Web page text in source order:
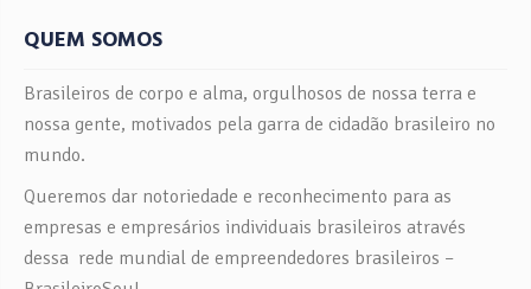
QUEM SOMOS
Brasileiros de corpo e alma, orgulhosos de nossa terra e
nossa gente, motivados pela garra de cidadão brasileiro no
mundo.
Queremos dar notoriedade e reconhecimento para as
empresas e empresários individuais brasileiros através
dessa rede mundial de empreendedores brasileiros –